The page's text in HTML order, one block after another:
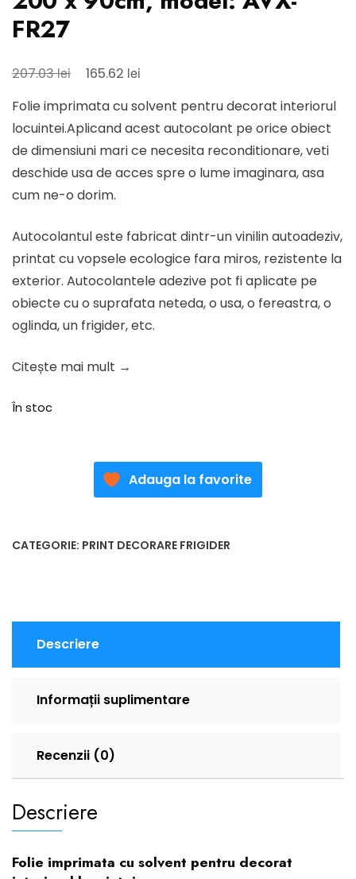
FR27
207.03lei
Prețul
a
fost:
207.03 lei.
165.62 lei
este:
165.62 lei.
Folie imprimata cu solvent pentru decorat interiorul
locuintei.Aplicand acest autocolant pe orice obiect
de dimensiuni mari ce necesita reconditionare, veti
deschide usa de acces spre o lume imaginara, asa
cum ne-o dorim.
Autocolantul este fabricat dintr-un vinilin autoadeziv,
printat cu vopsele ecologice fara miros, rezistente la
exterior. Autocolantele adezive pot fi aplicate pe
obiecte cu o suprafata neteda, o usa, o fereastra, o
oglinda, un frigider, etc.
Citește mai mult →
În stoc
Adauga la favorite
CATEGORIE: PRINT DECORARE FRIGIDER
Descriere
Informații suplimentare
Recenzii (0)
Descriere
Folie imprimata cu solvent pentru decorat